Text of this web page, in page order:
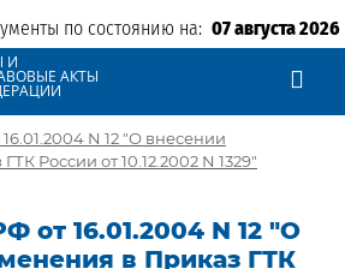
по состоянию на: 07 августа 2026
И
АКТЫ
N 12 "О внесении
России от 10.12.2002 N 1329"
от 16.01.2004 N 12 "О
в Приказ ГТК